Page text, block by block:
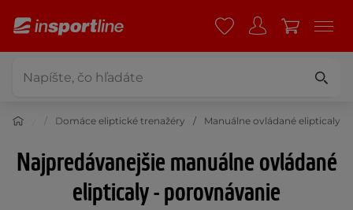
Domáce eliptické trenažéry Manuálne ovládané elipticaly
Najpredávanejšie manuálne ovládané
elipticaly - porovnávanie